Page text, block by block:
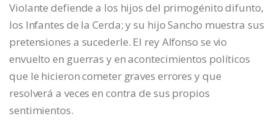
Violante defiende a los hijos del primogénito difunto,
los Infantes de la Cerda; y su hijo Sancho muestra sus
pretensiones a sucederle. El rey Alfonso se vio
envuelto en guerras y en acontecimientos políticos
que le hicieron cometer graves errores y que
resolverá a veces en contra de sus propios
sentimientos.